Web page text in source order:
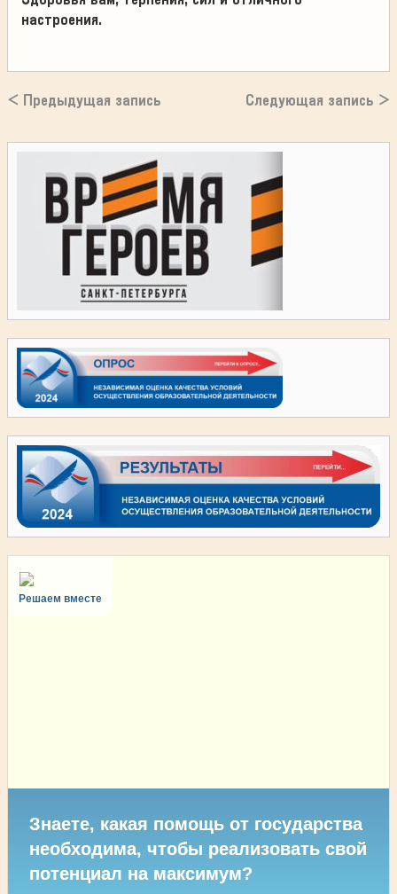
настроения.
< Предыдущая запись Следующая запись >
Решаем вместе
Знаете, какая помощь от государства
необходима, чтобы реализовать свой
потенциал на максимум?